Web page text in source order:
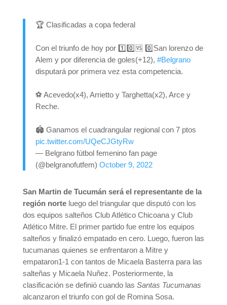
🏆 Clasificadas a copa federal
Con el triunfo de hoy por 1️⃣0️⃣🆚️ 0️⃣San lorenzo de
Alem y por diferencia de goles(+12), #Belgrano
disputará por primera vez esta competencia.
⚽️ Acevedo(x4), Arrietto y Targhetta(x2), Arce y
Reche.
🏟️ Ganamos el cuadrangular regional con 7 ptos
pic.twitter.com/UQeCJGtyRw
— Belgrano fútbol femenino fan page
(@belgranofutfem) October 9, 2022
San Martin de Tucumán será el representante de la
región norteluego del triangular que disputó con los
dos equipos salteños Club Atlético Chicoana y Club
Atlético Mitre. El primer partido fue entre los equipos
salteños y finalizó empatado en cero. Luego, fueron las
tucumanas quienes se enfrentaron a Mitre y
empataron1-1 con tantos de Micaela Basterra para las
salteñas y Micaela Nuñez. Posteriormente, la
clasificación se definió cuando las Santas Tucumanas
alcanzaron el triunfo con gol de Romina Sosa.